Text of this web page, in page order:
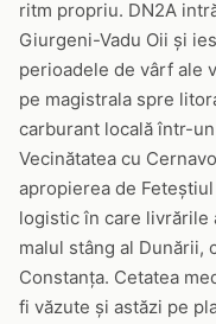
ritm propriu. DN2A
Giurgeni-Vadu Oii și
perioadele de vârf ale
pe magistrala spre
carburant locală într-
Vecinătatea cu
apropierea de
logistic în care livrările
malul stâng al Dunării,
Constanța. Cetatea
fi văzute și astăzi pe